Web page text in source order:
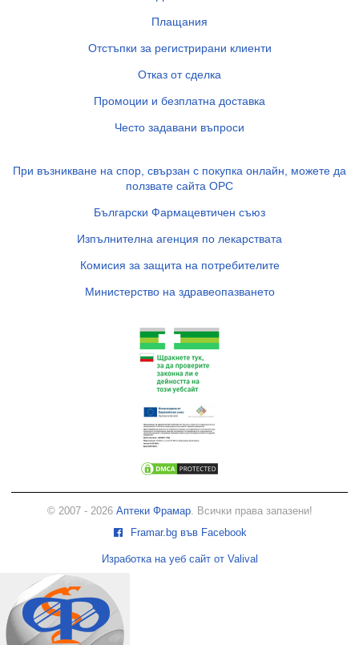
Плащания
Отстъпки за регистрирани клиенти
Отказ от сделка
Промоции и безплатна доставка
Често задавани въпроси
При възникване на спор, свързан с покупка онлайн, можете да
ползвате сайта ОРС
Български Фармацевтичен съюз
Изпълнителна агенция по лекарствата
Комисия за защита на потребителите
Министерство на здравеопазването
© 2007 - 2026 Аптеки Фрамар. Всички права запазени!
Framar.bg във Facebook
Изработка на уеб сайт от Valival